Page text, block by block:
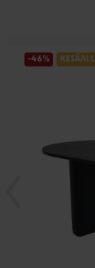
-46% KESÄALE